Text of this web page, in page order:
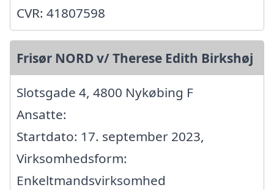
CVR: 41807598
Frisør NORD v/ Therese Edith Birkshøj
Slotsgade 4, 4800 Nykøbing F
Ansatte:
Startdato: 17. september 2023,
Virksomhedsform:
Enkeltmandsvirksomhed